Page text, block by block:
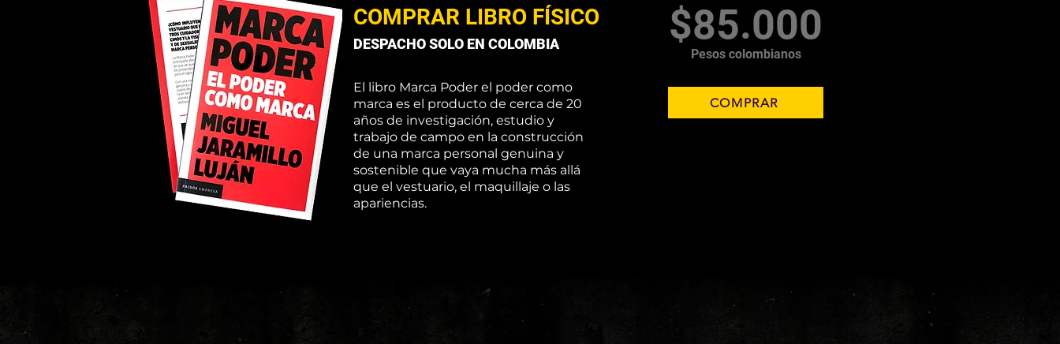
COMPRAR LIBRO FÍSICO
DESPACHO SOLO EN COLOMBIA
El libro Marca Poder el poder como
marca es el producto de cerca de 20
años de investigación, estudio y
trabajo de campo en la construcción
de una marca personal genuina y
sostenible que vaya mucha más allá
que el vestuario, el maquillaje o las
apariencias.
$85.000
Pesos colombianos
COMPRAR